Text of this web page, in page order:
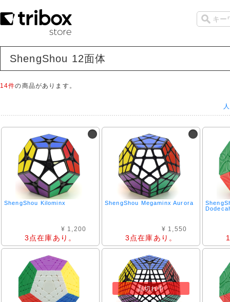
ShengShou 12面体
14件の商品があります。
ShengShou Kilominx
¥ 1,200
3点在庫あり。
ShengShou Megaminx Aurora
¥ 1,550
3点在庫あり。
品切れ中